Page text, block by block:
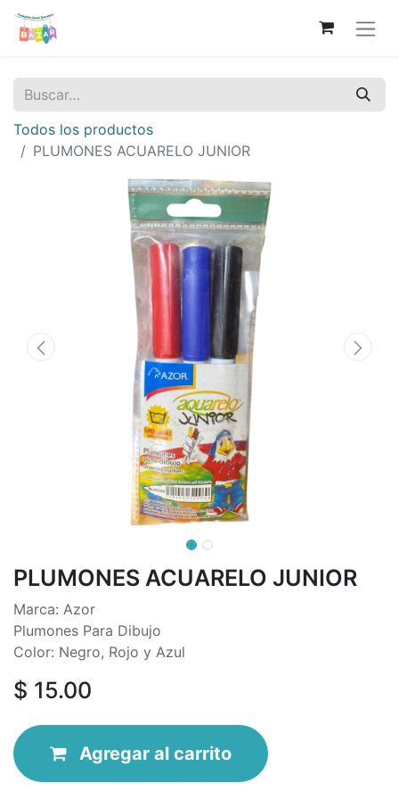
Todos los productos
PLUMONES ACUARELO JUNIOR
PLUMONES ACUARELO JUNIOR
Marca: Azor
Plumones Para Dibujo
Color: Negro, Rojo y Azul
$ 15.00
Agregar al carrito